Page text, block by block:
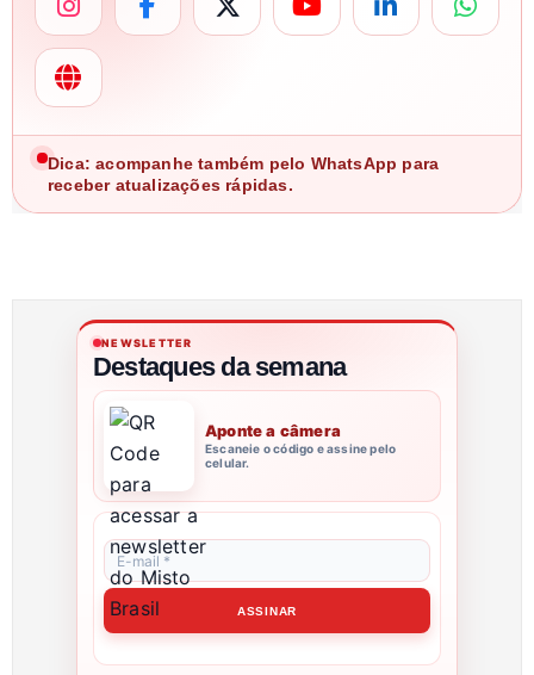
Dica: acompanhe também pelo WhatsApp para
receber atualizações rápidas.
NEWSLETTER
Destaques da semana
Aponte a câmera
Escaneie o código e assine pelo
celular.